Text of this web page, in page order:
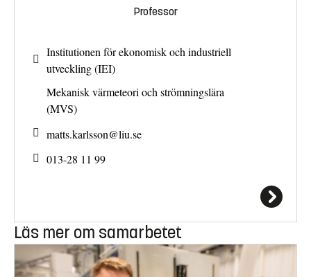
Professor
Institutionen för ekonomisk och industriell
utveckling (IEI)
Mekanisk värmeteori och strömningslära
(MVS)
matts.karlsson@liu.se
013-28 11 99
Läs mer om samarbetet